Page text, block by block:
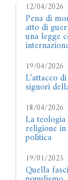
12/04/2026
Pena di
atto di
una legge
19/04/2026
L’attacco
signori
18/04/2026
La
religione
politica
19/01/2025
Quella